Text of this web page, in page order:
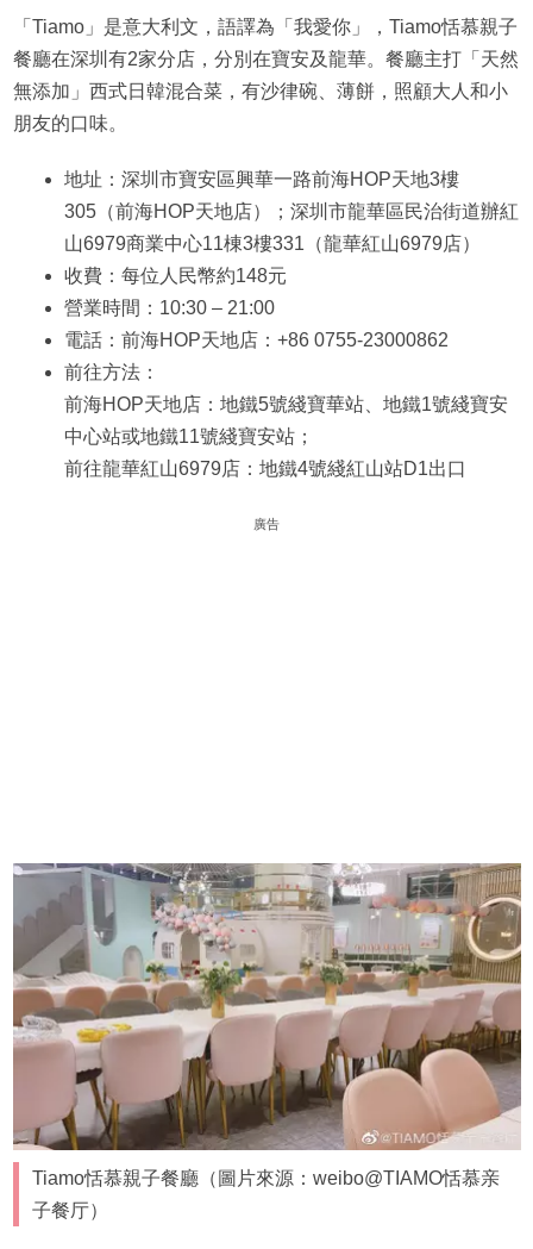
「Tiamo」是意大利文，語譯為「我愛你」，Tiamo恬慕親子
餐廳在深圳有2家分店，分別在寶安及龍華。餐廳主打「天然
無添加」西式日韓混合菜，有沙律碗、薄餅，照顧大人和小
朋友的口味。
地址：深圳市寶安區興華一路前海HOP天地3樓
305（前海HOP天地店）；深圳市龍華區民治街道辦紅
山6979商業中心11棟3樓331（龍華紅山6979店）
收費：每位人民幣約148元
營業時間：10:30 – 21:00
電話：前海HOP天地店：+86 0755-23000862
前往方法：
前海HOP天地店：地鐵5號綫寶華站、地鐵1號綫寶安
中心站或地鐵11號綫寶安站；
前往龍華紅山6979店：地鐵4號綫紅山站D1出口
廣告
Tiamo恬慕親子餐廳（圖片來源：weibo@TIAMO恬慕亲
子餐厅）